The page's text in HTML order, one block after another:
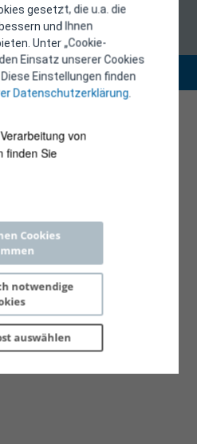
gesetzt, die u.a. die
und Ihnen
Unter „Cookie-
Einsatz unserer Cookies
Einstellungen finden
Datenschutzerklärung.
von
finden Sie
Cookies
notwendige
auswählen
© E-Control